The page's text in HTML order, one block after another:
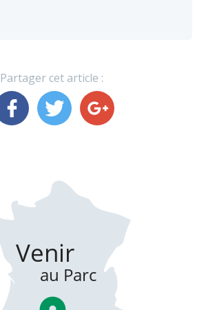
Partager cet article :